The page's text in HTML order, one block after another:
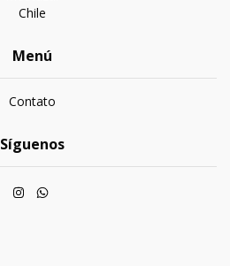
Chile
Menú
Contato
Síguenos